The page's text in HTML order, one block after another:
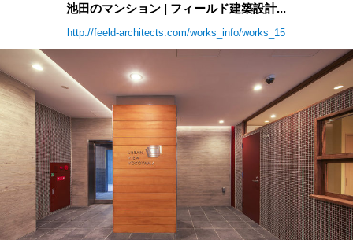
池田のマンション | フィールド建築設計...
http://feeld-architects.com/works_info/works_15